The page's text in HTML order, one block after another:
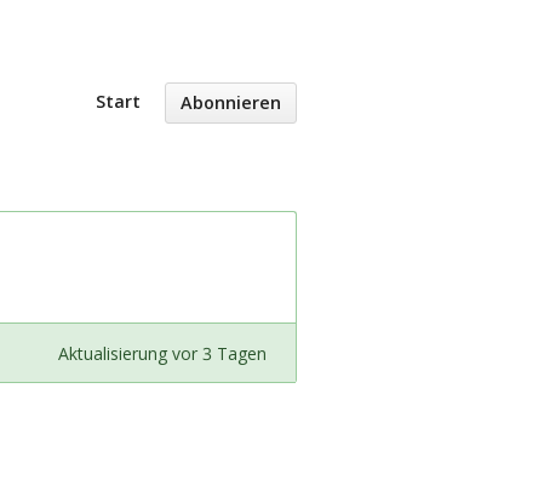
Start Abonnieren
Aktualisierung vor 3 Tagen